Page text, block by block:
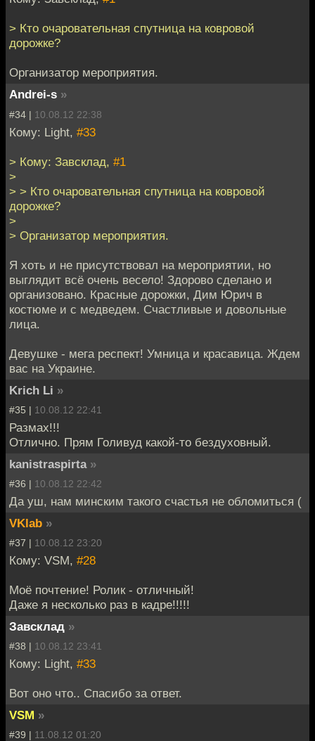
> Кто очаровательная спутница на ковровой
дорожке?
Организатор мероприятия.
Andrei-s »
#34 | 10.08.12 22:38
Кому: Light, #33
> Кому: Завсклад, #1
>
> > Кто очаровательная спутница на ковровой
дорожке?
>
> Организатор мероприятия.
Я хоть и не присутствовал на мероприятии, но
выглядит всё очень весело! Здорово сделано и
организовано. Красные дорожки, Дим Юрич в
костюме и с медведем. Счастливые и довольные
лица.
Девушке - мега респект! Умница и красавица. Ждем
вас на Украине.
Krich Li »
#35 | 10.08.12 22:41
Размах!!!
Отлично. Прям Голивуд какой-то бездуховный.
kanistraspirta »
#36 | 10.08.12 22:42
Да уш, нам минским такого счастья не обломиться (
VKlab »
#37 | 10.08.12 23:20
Кому: VSM, #28
Моё почтение! Ролик - отличный!
Даже я несколько раз в кадре!!!!!
Завсклад »
#38 | 10.08.12 23:41
Кому: Light, #33
Вот оно что.. Спасибо за ответ.
VSM »
#39 | 11.08.12 01:20